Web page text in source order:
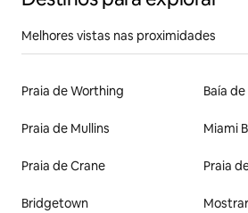
Melhores vistas nas proximidades
Praia de Worthing Baía
Praia de Mullins Miami
Praia de Crane Praia
Bridgetown